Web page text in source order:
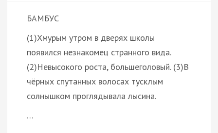
БАМБУС
(1)Хмурым утром в дверях школы
появился незнакомец странного вида.
(2)Невысокого роста, большеголовый. (3)В
чёрных спутанных волосах тусклым
солнышком проглядывала лысина.
…